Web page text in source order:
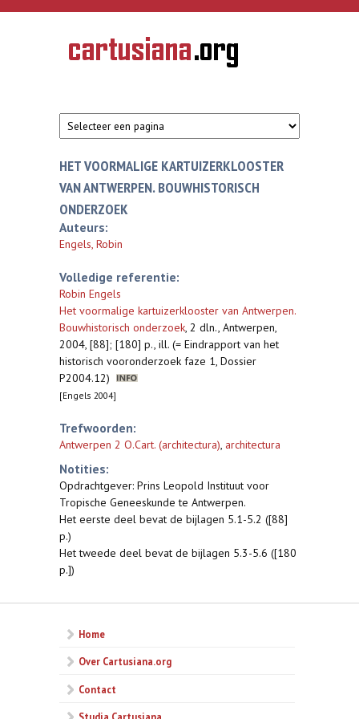
Overslaan en naar de inhoud gaan
CARTUSIANA
Geschiedenis
van de
HET VOORMALIGE KARTUIZERKLOOSTER
VAN ANTWERPEN. BOUWHISTORISCH
ONDERZOEK
Auteurs:
Engels, Robin
Volledige referentie:
Robin Engels
Het voormalige kartuizerklooster van Antwerpen.
Bouwhistorisch onderzoek, 2 dln., Antwerpen,
2004, [88]; [180] p., ill. (= Eindrapport van het
historisch vooronderzoek faze 1, Dossier
P2004.12)
[Engels 2004]
Trefwoorden:
Antwerpen 2 O.Cart. (architectura), architectura
Notities:
Opdrachtgever: Prins Leopold Instituut voor
Tropische Geneeskunde te Antwerpen.
Het eerste deel bevat de bijlagen 5.1-5.2 ([88]
p.)
Het tweede deel bevat de bijlagen 5.3-5.6 ([180
p.])
Home
Over Cartusiana.org
Contact